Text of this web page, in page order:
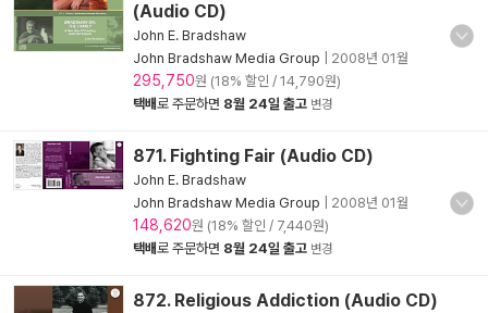
(Audio CD)
John E. Bradshaw
John Bradshaw Media Group
2008년 01월
295,750원 (18% 할인 / 14,790원)
택배로 주문하면 8월 24일 출고 변경
871. Fighting Fair (Audio CD)
John E. Bradshaw
John Bradshaw Media Group
2008년 01월
148,620원 (18% 할인 / 7,440원)
택배로 주문하면 8월 24일 출고 변경
872. Religious Addiction (Audio CD)